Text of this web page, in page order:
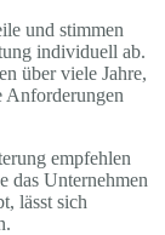
und stimmen
individuell ab.
über viele Jahre,
Anforderungen
empfehlen
das Unternehmen
lässt sich